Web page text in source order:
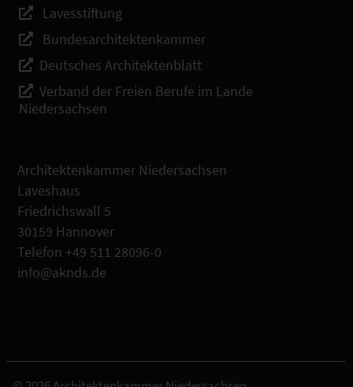
Lavesstiftung
Bundesarchitektenkammer
Deutsches Architektenblatt
Verband der Freien Berufe im Lande
Niedersachsen
Architektenkammer Niedersachsen
Laveshaus
Friedrichswall 5
30159 Hannover
Telefon +49 511 28096-0
info@aknds.de